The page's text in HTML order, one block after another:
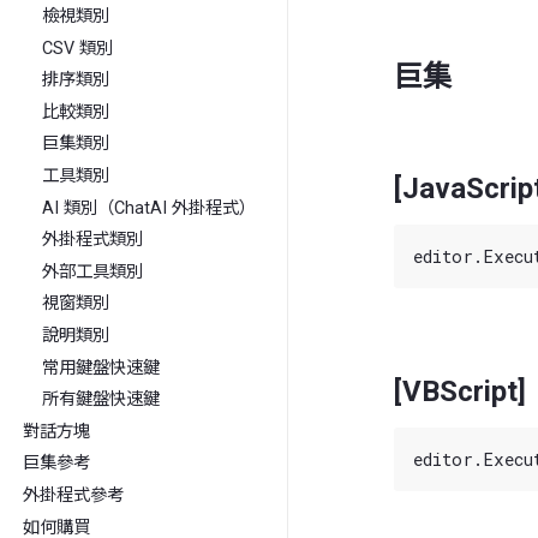
檢視類別
CSV 類別
排序類別
比較類別
巨集類別
工具類別
AI 類別（ChatAI 外掛程式）
外掛程式類別
外部工具類別
視窗類別
說明類別
常用鍵盤快速鍵
所有鍵盤快速鍵
對話方塊
巨集參考
外掛程式參考
如何購買
巨集
[VBScript]